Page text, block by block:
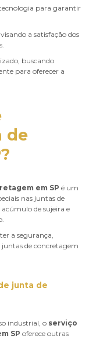
para garantir
a satisfação dos
buscando
para oferecer a
de
?
em SP é um
nas juntas de
de sujeira e
a segurança,
juntas de concretagem
junta de
industrial, o serviço
SP oferece outras